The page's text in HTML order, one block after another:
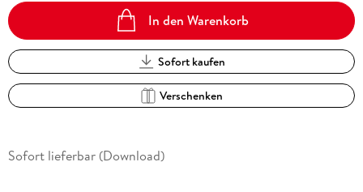
In den Warenkorb
Sofort kaufen
Verschenken
Sofort lieferbar (Download)